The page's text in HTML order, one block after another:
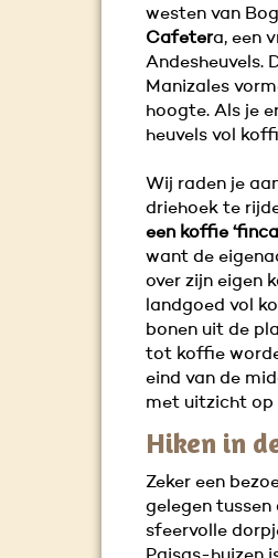
westen van
Cafetera, een
Andesheuvels.
Manizales
hoogte. Als je
heuvels vol
Wij raden je
driehoek te
een koffie
want de
over zijn eigen
landgoed vol
bonen uit de
tot koffie
eind van de
met uitzicht op
Hiken in
Zeker een
gelegen tussen
sfeervolle